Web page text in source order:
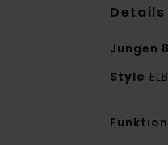
Details
Jungen
Style